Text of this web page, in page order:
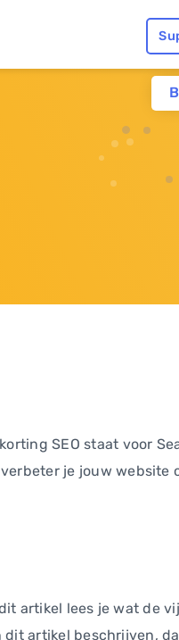
SEO staat voor
je jouw website
artikel lees je wat de
dit artikel beschrijven,